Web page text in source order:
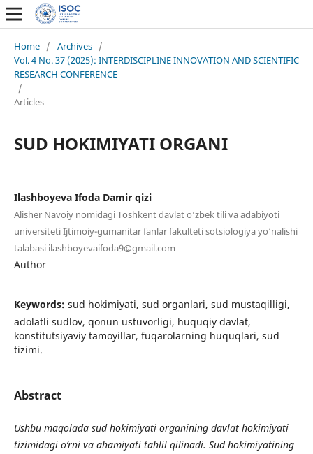
Home / Archives /
Vol. 4 No. 37 (2025): INTERDISCIPLINE INNOVATION AND SCIENTIFIC
RESEARCH CONFERENCE
/
Articles
SUD HOKIMIYATI ORGANI
Ilashboyeva Ifoda Damir qizi
Alisher Navoiy nomidagi Toshkent davlat o‘zbek tili va adabiyoti
universiteti Ijtimoiy-gumanitar fanlar fakulteti sotsiologiya yo‘nalishi
talabasi ilashboyevaifoda9@gmail.com
Author
Keywords: sud hokimiyati, sud organlari, sud mustaqilligi,
adolatli sudlov, qonun ustuvorligi, huquqiy davlat,
konstitutsiyaviy tamoyillar, fuqarolarning huquqlari, sud
tizimi.
Abstract
Ushbu maqolada sud hokimiyati organining davlat hokimiyati
tizimidagi o‘rni va ahamiyati tahlil qilinadi. Sud hokimiyatining